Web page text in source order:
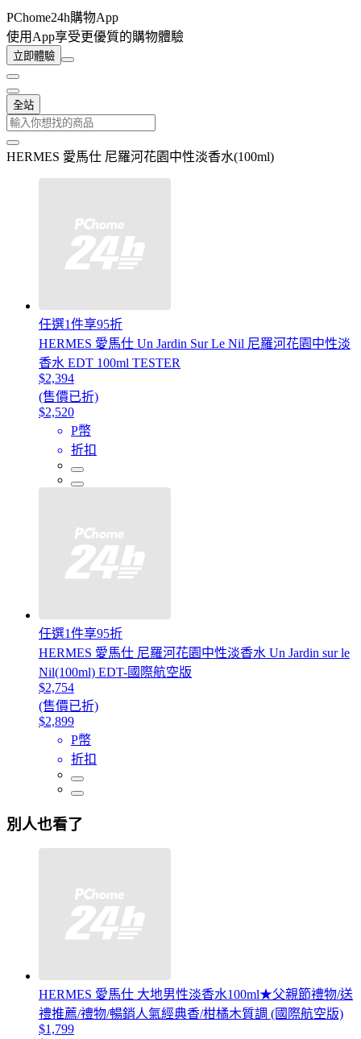
PChome24h購物App
使用App享受更優質的購物體驗
立即體驗
全站
HERMES 愛馬仕 尼羅河花園中性淡香水(100ml)
任選1件享95折
HERMES 愛馬仕 Un Jardin Sur Le Nil 尼羅河花園中性淡
香水 EDT 100ml TESTER
$2,394
(售價已折)
$2,520
P幣
折扣
任選1件享95折
HERMES 愛馬仕 尼羅河花園中性淡香水 Un Jardin sur le
Nil(100ml) EDT-國際航空版
$2,754
(售價已折)
$2,899
P幣
折扣
別人也看了
HERMES 愛馬仕 大地男性淡香水100ml★父親節禮物/送
禮推薦/禮物/暢銷人氣經典香/柑橘木質調 (國際航空版)
$1,799